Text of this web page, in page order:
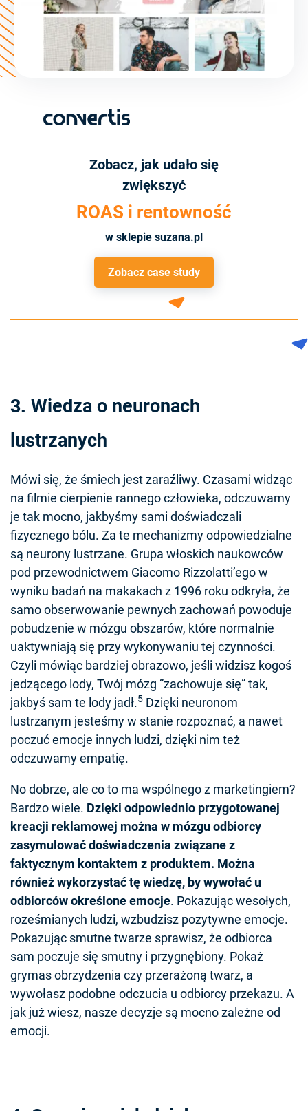
Zobacz, jak udało się
zwiększyć
ROAS i rentowność
w sklepie suzana.pl
Zobacz case study
3. Wiedza o neuronach
lustrzanych
Mówi się, że śmiech jest zaraźliwy. Czasami widząc
na filmie cierpienie rannego człowieka, odczuwamy
je tak mocno, jakbyśmy sami doświadczali
fizycznego bólu. Za te mechanizmy odpowiedzialne
są neurony lustrzane. Grupa włoskich naukowców
pod przewodnictwem Giacomo Rizzolatti’ego w
wyniku badań na makakach z 1996 roku odkryła, że
samo obserwowanie pewnych zachowań powoduje
pobudzenie w mózgu obszarów, które normalnie
uaktywniają się przy wykonywaniu tej czynności.
Czyli mówiąc bardziej obrazowo, jeśli widzisz kogoś
jedzącego lody, Twój mózg “zachowuje się” tak,
jakbyś sam te lody jadł.5 Dzięki neuronom
lustrzanym jesteśmy w stanie rozpoznać, a nawet
poczuć emocje innych ludzi, dzięki nim też
odczuwamy empatię.
No dobrze, ale co to ma wspólnego z marketingiem?
Bardzo wiele. Dzięki odpowiednio przygotowanej
kreacji reklamowej można w mózgu odbiorcy
zasymulować doświadczenia związane z
faktycznym kontaktem z produktem. Można
również wykorzystać tę wiedzę, by wywołać u
odbiorców określone emocje. Pokazując wesołych,
roześmianych ludzi, wzbudzisz pozytywne emocje.
Pokazując smutne twarze sprawisz, że odbiorca
sam poczuje się smutny i przygnębiony. Pokaż
grymas obrzydzenia czy przerażoną twarz, a
wywołasz podobne odczucia u odbiorcy przekazu. A
jak już wiesz, nasze decyzje są mocno zależne od
emocji.